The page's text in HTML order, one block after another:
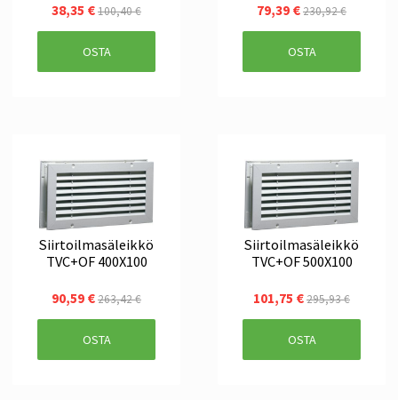
38,35 €100,40 €
OSTA
79,39 €230,92 €
OSTA
Siirtoilmasäleikkö
TVC+OF 400X100
90,59 €263,42 €
OSTA
Siirtoilmasäleikkö
TVC+OF 500X100
101,75 €295,93 €
OSTA